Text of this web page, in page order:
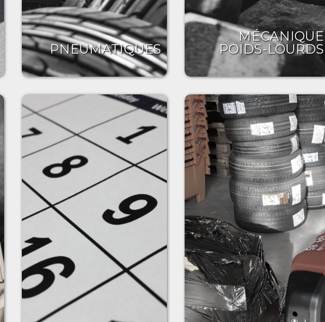
PNEUMATIQUES
MÉCANIQUE
POIDS-LOURDS